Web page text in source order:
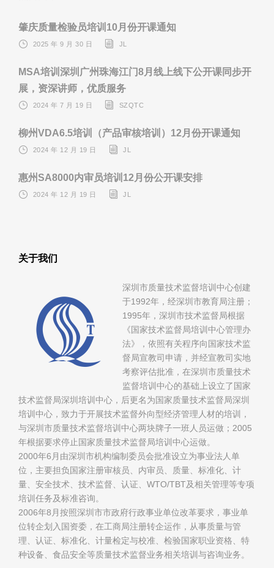
肇庆质量检验员培训10月份开课通知
2025 年 9 月 30 日 JL
MSA培训深圳广州珠海江门8月线上线下公开课同步开
展，资深讲师，优质服务
2024 年 7 月 19 日 SZQTC
柳州VDA6.5培训（产品审核培训）12月份开课通知
2024 年 12 月 19 日 JL
惠州SA8000内审员培训12月份公开课安排
2024 年 12 月 19 日 JL
关于我们
深圳市质量技术监督培训中心创建
于1992年，经深圳市教育局注册；
1995年，深圳市技术监督局根据
《国家技术监督局培训中心管理办
法》，依照有关程序向国家技术监
督局宣教司申请，并经宣教司实地
考察评估批准，在深圳市质量技术
监督培训中心的基础上设立了国家
技术监督局深圳培训中心，后更名为国家质量技术监督局深圳
培训中心，致力于开展技术监督外向型经济管理人材的培训，
与深圳市质量技术监督培训中心两块牌子一班人员运做；2005
年根据要求停止国家质量技术监督局培训中心运做。
2000年6月由深圳市机构编制委员会批准设立为事业法人单
位，主要担负国家注册审核员、内审员、质量、标准化、计
量、安全技术、技术监督、认证、WTO/TBT及相关管理等专项
培训任务及标准咨询。
2006年8月按照深圳市市政府行政事业单位改革要求，事业单
位转企划入国资委，在工商局注册转企运作，从事质量与管
理、认证、标准化、计量检定与校准、检验国家职业资格、特
种设备、食品安全等质量技术监督业务相关培训与咨询业务。